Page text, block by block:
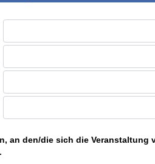
an den/die sich die Veranstaltung